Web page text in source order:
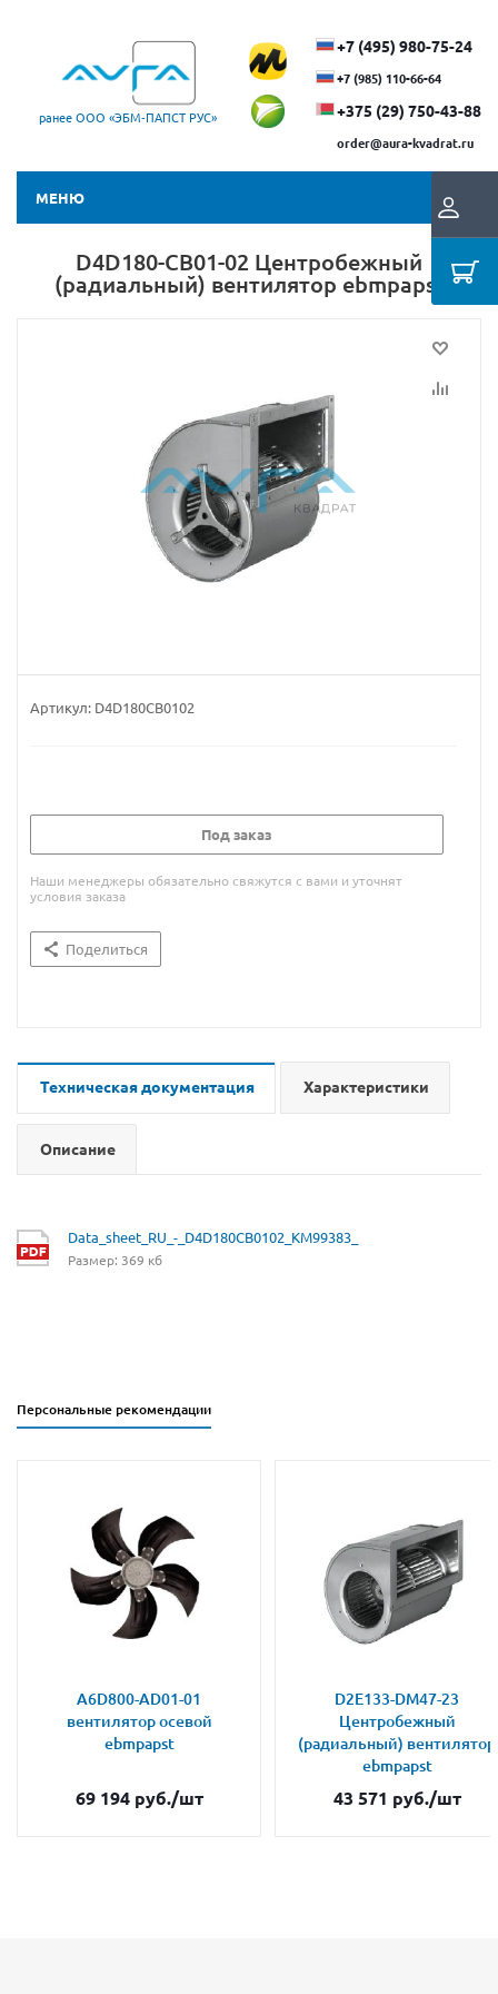
ранее ООО «ЭБМ‑ПАПСТ РУС»
+7 (495) 980-75-24
+7 (985) 110-66-64
+375 (29) ​750-43-88
order@aura-kvadrat.ru
МЕНЮ
D4D180-CB01-02 Центробежный
(радиальный) вентилятор ebmpapst
Артикул: D4D180CB0102
Под заказ
Наши менеджеры обязательно свяжутся с вами и уточнят
условия заказа
Поделиться
Техническая документация Характеристики
Описание
Data_sheet_RU_-_D4D180CB0102_KM99383_
Размер: 369 кб
Персональные рекомендации
A6D800-AD01-01
вентилятор осевой
ebmpapst
69 194руб./шт
D2E133-DM47-23
Центробежный
(радиальный) вентилятор
ebmpapst
43 571 руб./шт